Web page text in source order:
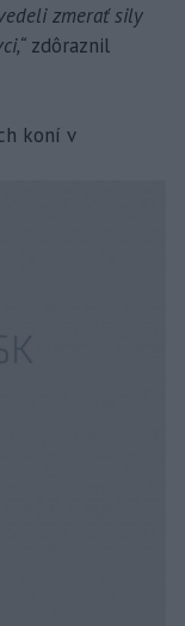
zmerať sily
zdôraznil
koní v